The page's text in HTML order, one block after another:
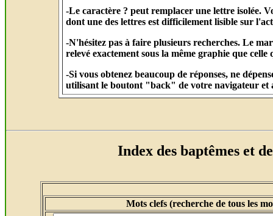
-Le caractère ? peut remplacer une lettre isolée.
dont une des lettres est difficilement lisible sur
-N'hésitez pas à faire plusieurs recherches. Le
relevé exactement sous la même graphie que celle
-Si vous obtenez beaucoup de réponses, ne
utilisant le boutont "back" de votre navigateur et
Index des baptêmes et
Mots clefs (recherche de tous les